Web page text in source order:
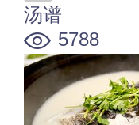
汤谱
5788